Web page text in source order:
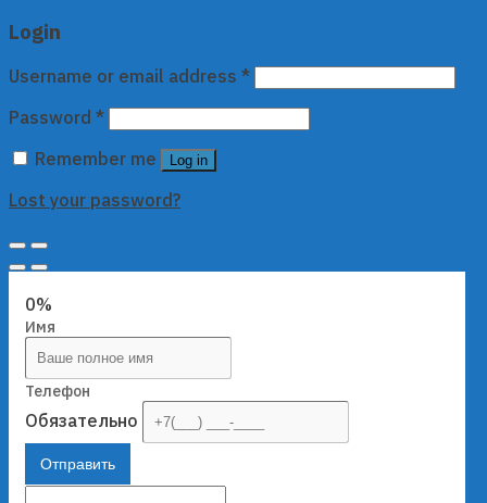
Login
Username or email address *
Password *
Remember me
Log in
Lost your password?
0%
Имя
Телефон
Обязательно
Отправить